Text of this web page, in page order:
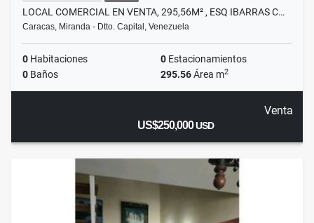
LOCAL COMERCIAL EN VENTA, 295,56M² , ESQ IBARRAS C…
Caracas, Miranda - Dtto. Capital, Venezuela
0 Habitaciones 0 Estacionamientos
0 Baños 295.56Área m2
Venta
US$250,000USD